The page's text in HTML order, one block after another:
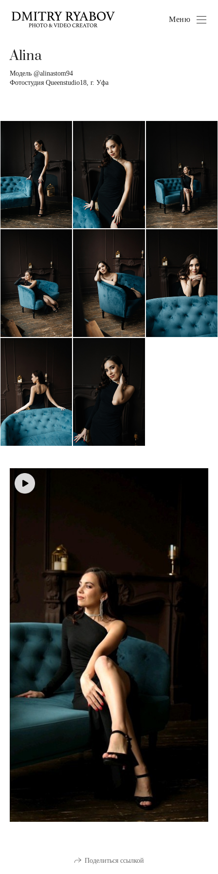
Меню
Alina
Модель @alinastom94
Фотостудия Queenstudio18, г. Уфа
Поделиться ссылкой